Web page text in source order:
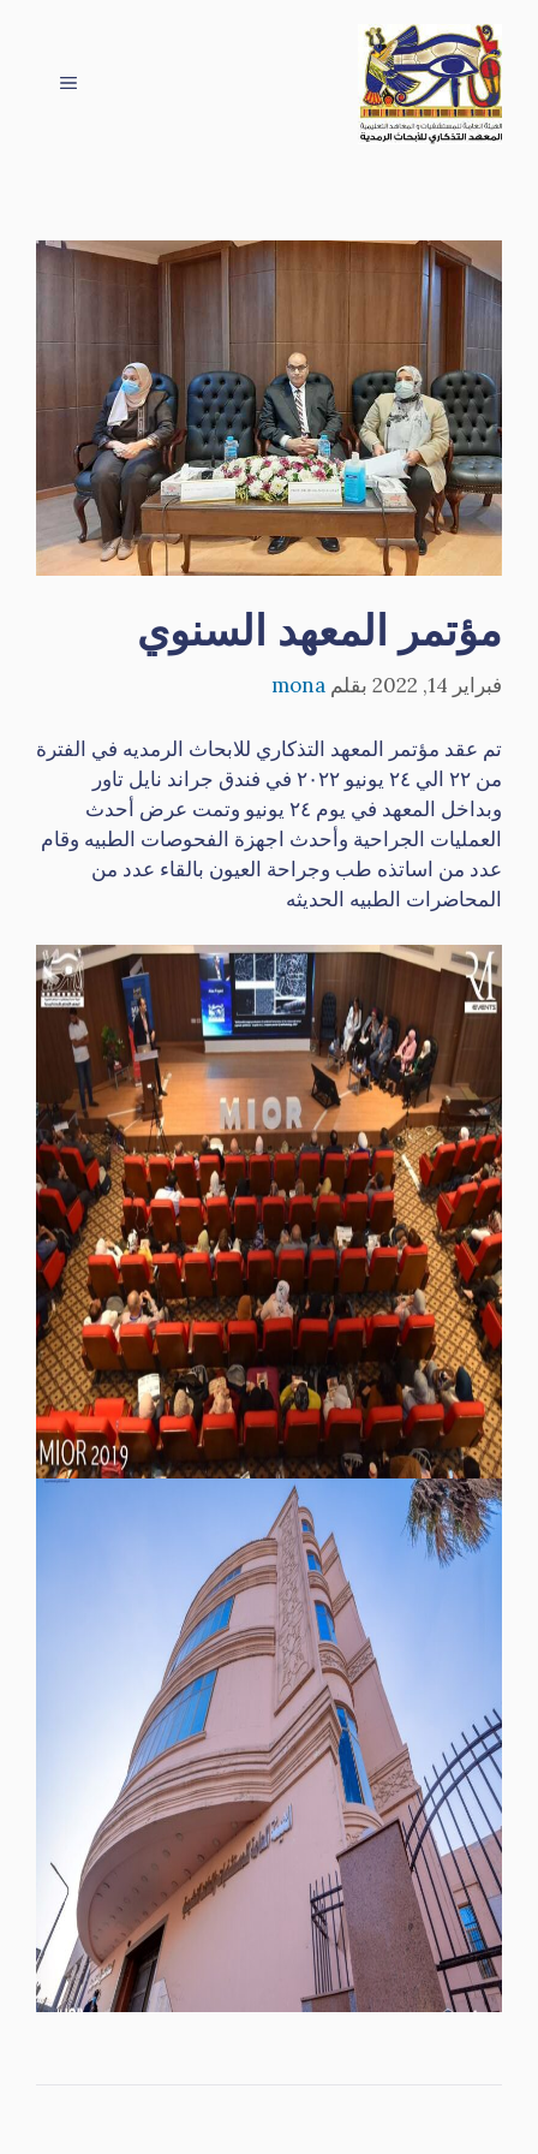
المحتوى
القائمة
مؤتمر المعهد السنوي
فبراير 14, 2022 بقلم mona
تم عقد مؤتمر المعهد التذكاري للابحاث الرمديه في الفترة
من ٢٢ الي ٢٤ يونيو ٢٠٢٢ في فندق جراند نايل تاور
وبداخل المعهد في يوم ٢٤ يونيو وتمت عرض أحدث
العمليات الجراحية وأحدث اجهزة الفحوصات الطبيه وقام
عدد من اساتذه طب وجراحة العيون بالقاء عدد من
المحاضرات الطبيه الحديثه